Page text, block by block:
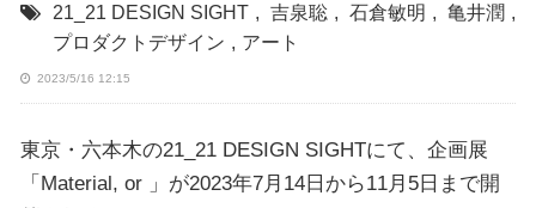
21_21 DESIGN SIGHT , 吉泉聡 , 石倉敏明 , 亀井潤 ,
プロダクトデザイン , アート
2023/5/16 12:15
東京・六本木の21_21 DESIGN SIGHTにて、企画展
「Material, or 」が2023年7月14日から11月5日まで開